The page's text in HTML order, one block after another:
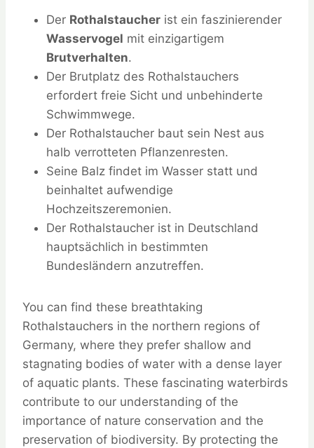
Der Rothalstaucher ist ein faszinierender
Wasservogel mit einzigartigem
Brutverhalten.
Der Brutplatz des Rothalstauchers
erfordert freie Sicht und unbehinderte
Schwimmwege.
Der Rothalstaucher baut sein Nest aus
halb verrotteten Pflanzenresten.
Seine Balz findet im Wasser statt und
beinhaltet aufwendige
Hochzeitszeremonien.
Der Rothalstaucher ist in Deutschland
hauptsächlich in bestimmten
Bundesländern anzutreffen.
You can find these breathtaking
Rothalstauchers in the northern regions of
Germany, where they prefer shallow and
stagnating bodies of water with a dense layer
of aquatic plants. These fascinating waterbirds
contribute to our understanding of the
importance of nature conservation and the
preservation of biodiversity. By protecting the